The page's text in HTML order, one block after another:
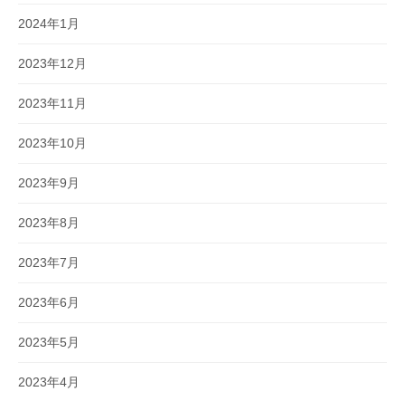
2024年1月
2023年12月
2023年11月
2023年10月
2023年9月
2023年8月
2023年7月
2023年6月
2023年5月
2023年4月